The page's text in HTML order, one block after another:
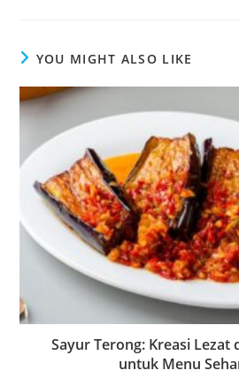
YOU MIGHT ALSO LIKE
Sayur Terong: Kreasi Lezat
untuk Menu